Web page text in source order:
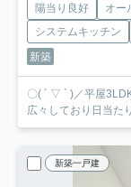
陽当り良好 オー
システムキッチン
新築
〇( ´ ▽ ` )／平屋
広々しており日当た
新築一戸建